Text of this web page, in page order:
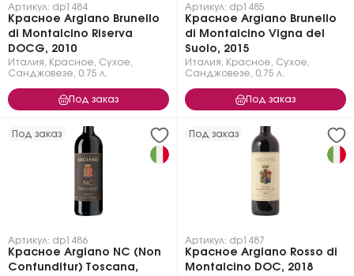
Артикул: dp1484
Красное Argiano Brunello
di Montalcino Riserva
DOCG, 2010
Италия Красное Сухое
Санджовезе
0.75 л.
Под заказ
Артикул: dp1485
Красное Argiano Brunello
di Montalcino Vigna del
Suolo, 2015
Италия Красное Сухое
Санджовезе
0.75 л.
Под заказ
Под заказ
Артикул: dp1486
Красное Argiano NC (Non
Confunditur) Toscana,
Под заказ
Артикул: dp1487
Красное Argiano Rosso di
Montalcino DOC, 2018